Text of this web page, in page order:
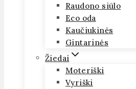
Raudono siūlo
Eco oda
Kaučiukinės
Gintarinės
Žiedai
Moteriški
Vyriški